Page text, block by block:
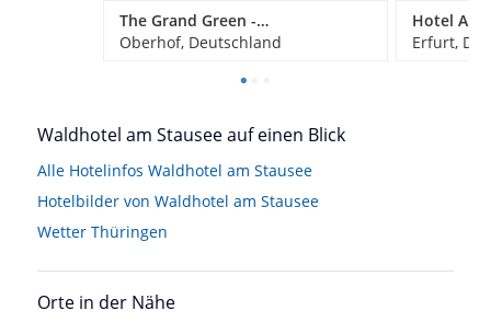
The Grand Green - Familux Resort
Oberhof, Deutschland
Hotel Am
Erfurt,
Waldhotel am Stausee auf einen Blick
Alle Hotelinfos Waldhotel am Stausee
Hotelbilder von Waldhotel am Stausee
Wetter Thüringen
Orte in der Nähe